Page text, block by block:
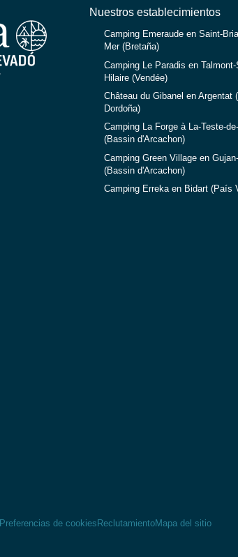
Nuestros establecimientos
Camping Emeraude en Saint-
Mer (Bretaña)
Camping Le Paradis en Talmont-
Hilaire (Vendée)
Château du Gibanel en Argentat
Dordoña)
Camping La Forge à La-Teste-
(Bassin d'Arcachon)
Camping Green Village en
(Bassin d'Arcachon)
Camping Erreka en Bidart (País
Preferencias de cookies ReclutamientoMapa del sitio